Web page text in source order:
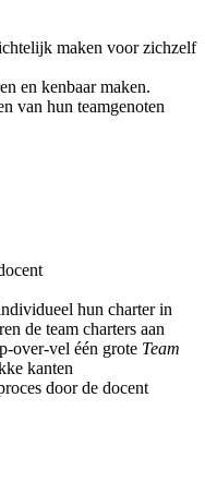
maken voor zichzelf
en kenbaar maken.
van hun teamgenoten
hun charter in
de team charters aan
over-vel één grote Team
kanten
door de docent